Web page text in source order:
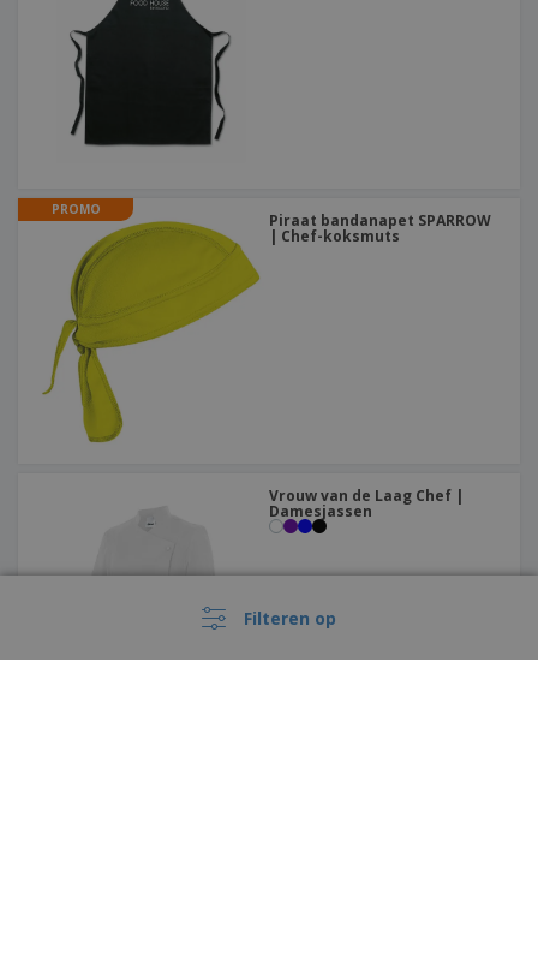
Filteren op
PROMO
Piraat bandanapet SPARROW
| Chef-koksmuts
Vrouw van de Laag Chef |
Damesjassen